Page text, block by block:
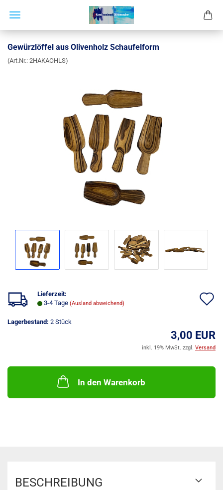
Gewürzlöffel aus Olivenholz Schaufelform
(Art.Nr.: 2HAKAOHLS)
Lieferzeit:
3-4 Tage (Ausland abweichend)
Lagerbestand: 2 Stück
3,00 EUR
inkl. 19% MwSt. zzgl. Versand
In den Warenkorb
BESCHREIBUNG